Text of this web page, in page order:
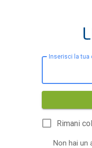
Inserisci la tua
Rimani
Non hai un